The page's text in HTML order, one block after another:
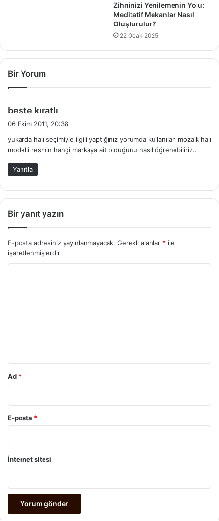
Zihninizi Yenilemenin Yolu:
Meditatif Mekanlar Nasıl
Oluşturulur?
22 Ocak 2025
Bir Yorum
beste kıratlı
i
k
06 Ekim 2011, 20:38
yukarda halı seçimiyle ilgili yaptığınız yorumda kullanılan mozaik halı
modelli resmin hangi markaya ait olduğunu nasıl öğrenebiliriz..
Yanıtla
Bir yanıt yazın
E-posta adresiniz yayınlanmayacak. Gerekli alanlar * ile
işaretlenmişlerdir
Ad *
E-posta *
İnternet sitesi